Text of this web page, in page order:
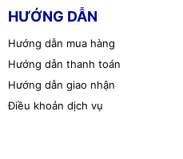
HƯỚNG DẪN
Hướng dẫn mua hàng
Hướng dẫn thanh toán
Hướng dẫn giao nhận
Điều khoản dịch vụ